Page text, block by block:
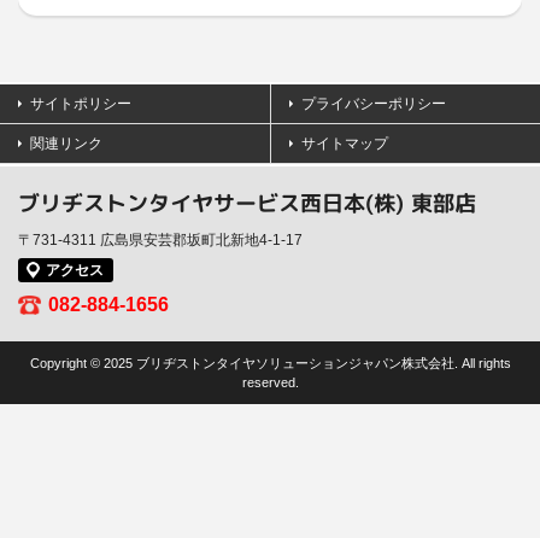
サイトポリシー プライバシーポリシー
関連リンク サイトマップ
ブリヂストンタイヤサービス西日本(株) 東部店
〒731-4311 広島県安芸郡坂町北新地4-1-17
アクセス
082-884-1656
Copyright © 2025 ブリヂストンタイヤソリューションジャパン株式会社. All rights
reserved.